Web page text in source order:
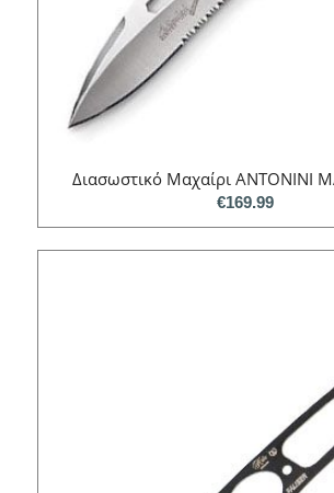
Διασωστικό Μαχαίρι ANTONINI
€169.99